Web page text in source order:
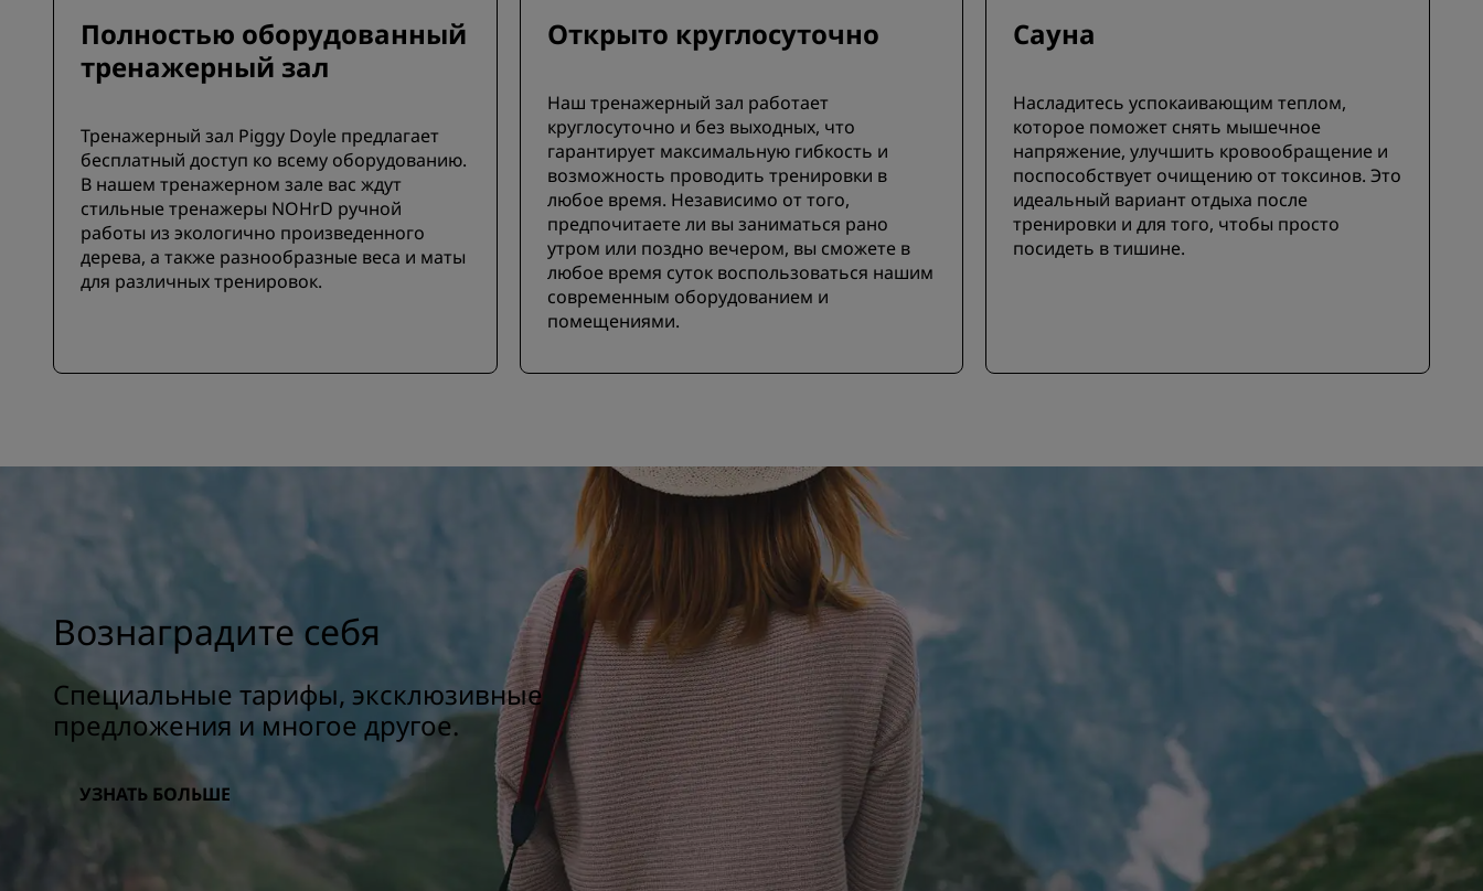
Полностью оборудованный
тренажерный зал
Тренажерный зал Piggy Doyle предлагает
бесплатный доступ ко всему оборудованию.
В нашем тренажерном зале вас ждут
стильные тренажеры NOHrD ручной
работы из экологично произведенного
дерева, а также разнообразные веса и маты
для различных тренировок.
Открыто круглосуточно
Наш тренажерный зал работает
круглосуточно и без выходных, что
гарантирует максимальную гибкость и
возможность проводить тренировки в
любое время. Независимо от того,
предпочитаете ли вы заниматься рано
утром или поздно вечером, вы сможете в
любое время суток воспользоваться нашим
современным оборудованием и
помещениями.
Сауна
Насладитесь успокаивающим теплом,
которое поможет снять мышечное
напряжение, улучшить кровообращение и
поспособствует очищению от токсинов. Это
идеальный вариант отдыха после
тренировки и для того, чтобы просто
посидеть в тишине.
Вознаградите себя
Специальные тарифы, эксклюзивные
предложения и многое другое.
УЗНАТЬ БОЛЬШЕ